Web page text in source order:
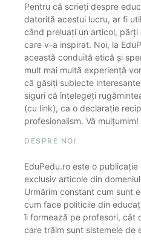
Pentru că scrieți despre
datorită acestui lucru, ar fi
când preluați un articol,
care v-a inspirat. Noi, la
această conduită etică și
mult mai multă experiență
că găsiți subiecte
siguri că înțelegeți
(cu link), ca o declarație
profesionalism. Vă mulțumim!
DESPRE NOI
EduPedu.ro este o
exclusiv articole din
Urmărim constant cum sunt
cum face politicile din
îi formează pe profesori, cât
care trăim sunt sistemele de